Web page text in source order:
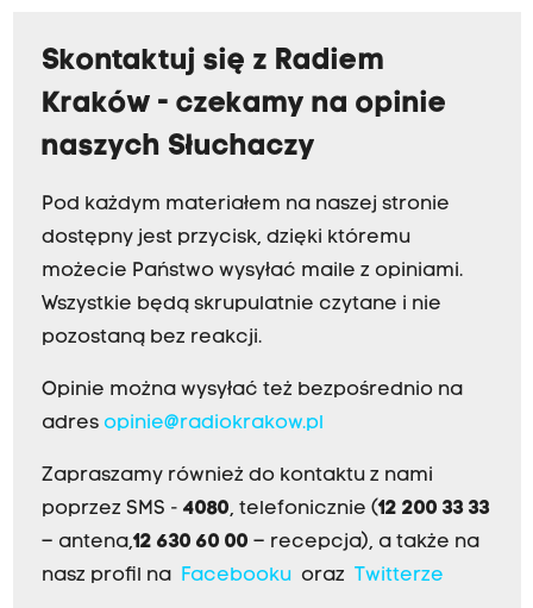
Skontaktuj się z Radiem
Kraków - czekamy na opinie
naszych Słuchaczy
Pod każdym materiałem na naszej stronie
dostępny jest przycisk, dzięki któremu
możecie Państwo wysyłać maile z opiniami.
Wszystkie będą skrupulatnie czytane i nie
pozostaną bez reakcji.
Opinie można wysyłać też bezpośrednio na
adres opinie@radiokrakow.pl
Zapraszamy również do kontaktu z nami
poprzez SMS - 4080, telefonicznie (12 200 33 33
– antena,12 630 60 00 – recepcja), a także na
nasz profil na Facebookuoraz Twitterze